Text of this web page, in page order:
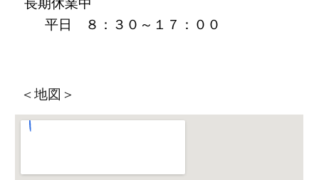
長期休業中
平日 ８：３０～１７：００
＜地図＞